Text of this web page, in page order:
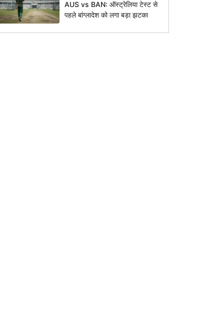
AUS vs BAN: ऑस्ट्रेलिया टेस्ट से
पहले बांग्लादेश को लगा बड़ा झटका